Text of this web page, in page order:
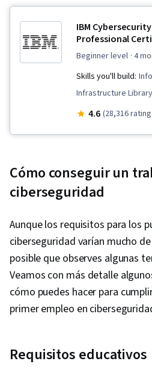
IBM
Professional
beginner level · 4
Skills you'll build:
Infrastructure
Security, Cyber
Computing,
Threat Intelligence,
and Compliance, IT
Identity and Access
Management,
Cybersecurity,
Security, Endpoint
Application Security,
Architecture, Cyber
Tracking Systems,
4.6 (28,316
Cómo conseguir un
ciberseguridad
Aunque los requisitos para los
ciberseguridad varían mucho
posible que observes algunas
Veamos con más detalle
cómo puedes hacer para
primer empleo en
Requisitos educativos